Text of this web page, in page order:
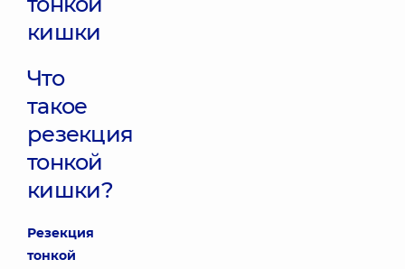
кишки
Что
такое
резекция
тонкой
кишки?
Резекция
тонкой